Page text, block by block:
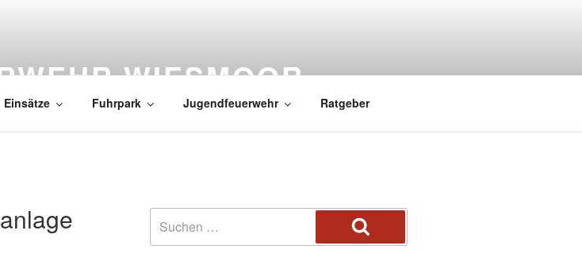
WIESMOOR
Einsätze Fuhrpark Jugendfeuerwehr Ratgeber